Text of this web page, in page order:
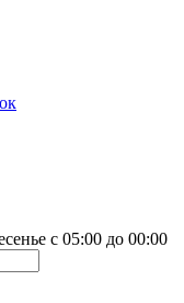
с 05:00 до 00:00